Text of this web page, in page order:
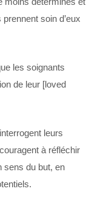
soin d’eux
les soignants
de leur [loved
leurs
à réfléchir
sens du but, en